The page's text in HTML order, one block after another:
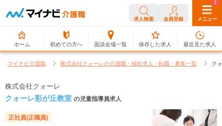
求人検索 会員登録 メニュー
ホーム 初めての方へ 面談会場一覧
0
保存した求人
1
最近見た求人
マイナビ介護職 株式会社クォーレの介護職・福祉求人・転職・募集一覧 ク
株式会社クォーレ
クォーレ彩が丘教室 の児童指導員求人
正社員(正職員)